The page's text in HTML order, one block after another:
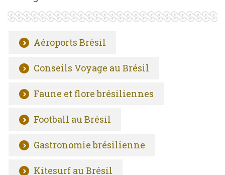
Aéroports Brésil
Conseils Voyage au Brésil
Faune et flore brésiliennes
Football au Brésil
Gastronomie brésilienne
Kitesurf au Brésil